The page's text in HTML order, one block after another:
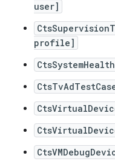
user]
profile]